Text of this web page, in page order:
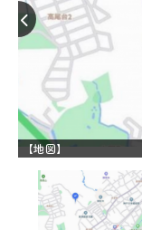
【地図】